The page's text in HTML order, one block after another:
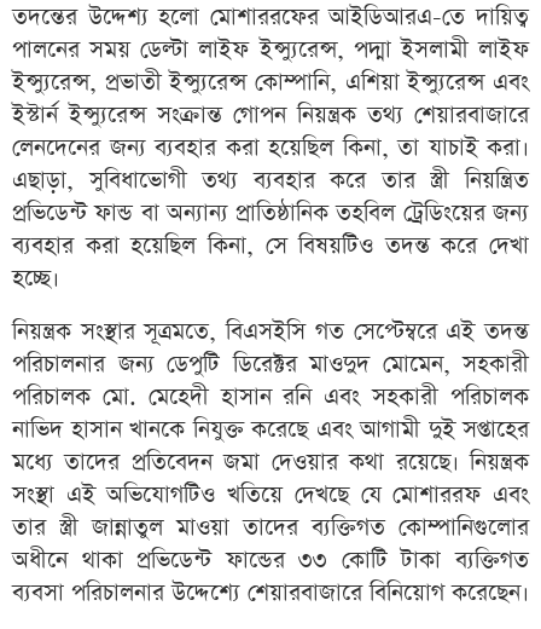
তদন্তের উদ্দেশ্য হলো মোশাররফের আইডিআরএ-তে দায়িত্ব
পালনের সময় ডেল্টা লাইফ ইন্স্যুরেন্স, পদ্মা ইসলামী লাইফ
ইন্স্যুরেন্স, প্রভাতী ইন্স্যুরেন্স কোম্পানি, এশিয়া ইন্স্যুরেন্স এবং
ইস্টার্ন ইন্স্যুরেন্স সংক্রান্ত গোপন নিয়ন্ত্রক তথ্য শেয়ারবাজারে
লেনদেনের জন্য ব্যবহার করা হয়েছিল কিনা, তা যাচাই করা।
এছাড়া, সুবিধাভোগী তথ্য ব্যবহার করে তার স্ত্রী নিয়ন্ত্রিত
প্রভিডেন্ট ফান্ড বা অন্যান্য প্রাতিষ্ঠানিক তহবিল ট্রেডিংয়ের জন্য
ব্যবহার করা হয়েছিল কিনা, সে বিষয়টিও তদন্ত করে দেখা
হচ্ছে।
নিয়ন্ত্রক সংস্থার সূত্রমতে, বিএসইসি গত সেপ্টেম্বরে এই তদন্ত
পরিচালনার জন্য ডেপুটি ডিরেক্টর মাওদুদ মোমেন, সহকারী
পরিচালক মো. মেহেদী হাসান রনি এবং সহকারী পরিচালক
নাভিদ হাসান খানকে নিযুক্ত করেছে এবং আগামী দুই সপ্তাহের
মধ্যে তাদের প্রতিবেদন জমা দেওয়ার কথা রয়েছে। নিয়ন্ত্রক
সংস্থা এই অভিযোগটিও খতিয়ে দেখছে যে মোশাররফ এবং
তার স্ত্রী জান্নাতুল মাওয়া তাদের ব্যক্তিগত কোম্পানিগুলোর
অধীনে থাকা প্রভিডেন্ট ফান্ডের ৩৩ কোটি টাকা ব্যক্তিগত
ব্যবসা পরিচালনার উদ্দেশ্যে শেয়ারবাজারে বিনিয়োগ করেছেন।